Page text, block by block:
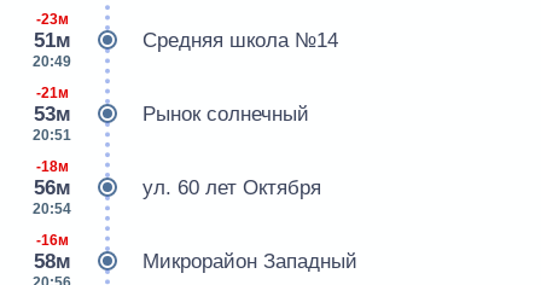
-23м
51м
20:49
Средняя школа №14
-21м
53м
20:51
Рынок солнечный
-18м
56м
20:54
ул. 60 лет Октября
-16м
58м Микрорайон Западный